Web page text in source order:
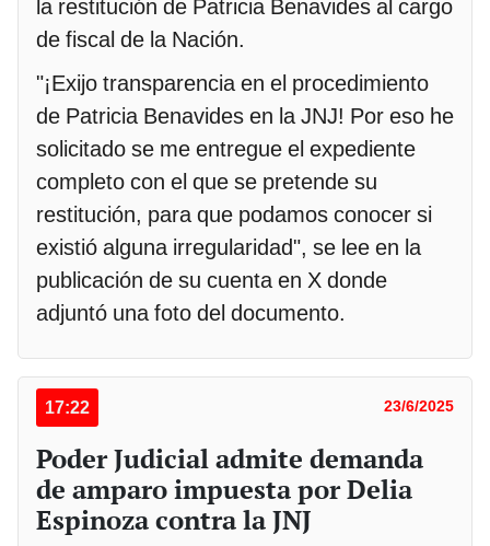
la restitución de Patricia Benavides al cargo
de fiscal de la Nación.
"¡Exijo transparencia en el procedimiento
de Patricia Benavides en la JNJ! Por eso he
solicitado se me entregue el expediente
completo con el que se pretende su
restitución, para que podamos conocer si
existió alguna irregularidad", se lee en la
publicación de su cuenta en X donde
adjuntó una foto del documento.
17:22 23/6/2025
Poder Judicial admite demanda
de amparo impuesta por Delia
Espinoza contra la JNJ